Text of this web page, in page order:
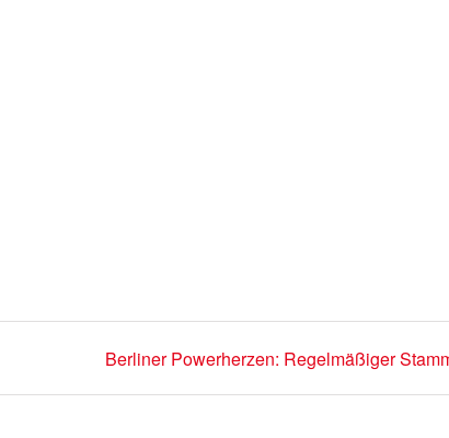
Berliner Powerherzen: Regelmäßiger